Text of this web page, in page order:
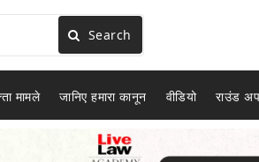
Search
मामले जानिए हमारा कानून वीडियो राउंड अप